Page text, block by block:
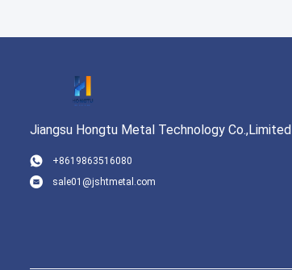
Jiangsu Hongtu Metal Technology Co.,Limited
+8619863516080
sale01@jshtmetal.com